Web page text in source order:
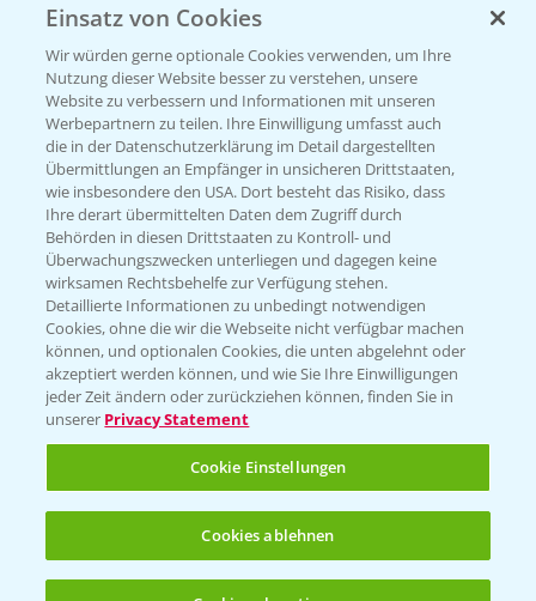
Beratung auf WhatsApp
T.+49 (0)174 346 564 1
KONTAKT
Hilfe in Notfällen
T.+49 (0)214/30-20220
Folgen Sie uns
Einsatz von Cookies
Wir würden gerne optionale Cookies verwenden, um Ihre
Nutzung dieser Website besser zu verstehen, unsere
Website zu verbessern und Informationen mit unseren
Werbepartnern zu teilen. Ihre Einwilligung umfasst auch
die in der Datenschutzerklärung im Detail dargestellten
Übermittlungen an Empfänger in unsicheren Drittstaaten,
wie insbesondere den USA. Dort besteht das Risiko, dass
Ihre derart übermittelten Daten dem Zugriff durch
Behörden in diesen Drittstaaten zu Kontroll- und
Überwachungszwecken unterliegen und dagegen keine
wirksamen Rechtsbehelfe zur Verfügung stehen.
Detaillierte Informationen zu unbedingt notwendigen
Cookies, ohne die wir die Webseite nicht verfügbar machen
können, und optionalen Cookies, die unten abgelehnt oder
akzeptiert werden können, und wie Sie Ihre Einwilligungen
jeder Zeit ändern oder zurückziehen können, finden Sie in
unserer Privacy Statement
Cookie Einstellungen
Cookies ablehnen